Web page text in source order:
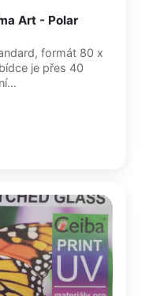
Art - Polar
formát 80 x
je přes 40